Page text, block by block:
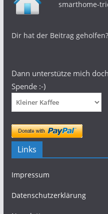
smarthome-
Dir hat der Beitrag geholfen?
Dann unterstütze mich
Spende :-)
Links
Impressum
Datenschutzerklärung